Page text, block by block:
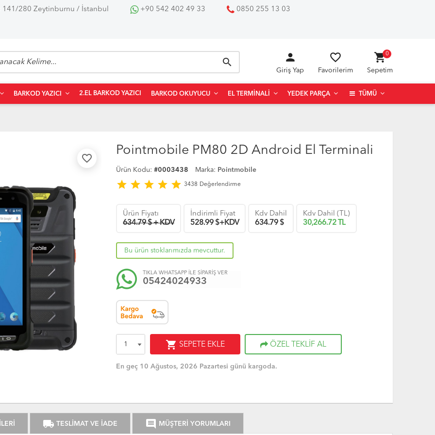
141/280 Zeytinburnu / İstanbul +90 542 402 49 33 0850 255 13 03
search person
Giriş Yap
favorite_border
Favorilerim
shopping_cart
Sepetim
0
BARKOD YAZICI 2.EL BARKOD YAZICI BARKOD OKUYUCU EL TERMINALI YEDEK PARÇA TÜMÜ
favorite_border
Pointmobile PM80 2D Android El Terminali
Ürün Kodu: #0003438 Marka: Pointmobile
star star star star star 3438 Değerlendirme
Ürün Fiyatı
634.79 $ + KDV
İndirimli Fiyat
528.99 $+KDV
Kdv Dahil
634.79 $
Kdv Dahil (TL)
30,266.72 TL
Bu ürün stoklarımızda mevcuttur.
TIKLA WHATSAPP İLE SİPARİŞ VER
05424024933
shopping_cart SEPETE EKLE ÖZEL TEKLİF AL
En geç 10 Ağustos, 2026 Pazartesi günü kargoda.
local_shipping TESLİMAT VE İADE comment MÜŞTERİ YORUMLARI